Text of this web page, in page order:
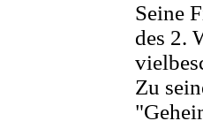
Seine
des 2.
Zu